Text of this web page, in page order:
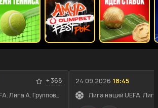
+368
Лига наций UEFA. Лига A. Групповой этап
24.09.2026 18:45